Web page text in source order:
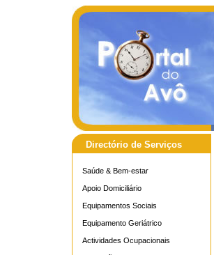
Directório de Serviços
Saúde & Bem-estar
Apoio Domiciliário
Equipamentos Sociais
Equipamento Geriátrico
Actividades Ocupacionais